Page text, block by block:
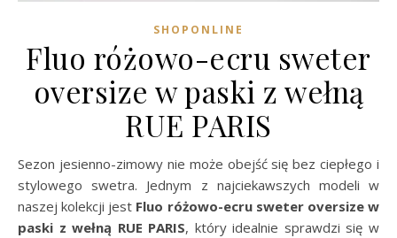
SHOPONLINE
Fluo różowo-ecru sweter
oversize w paski z wełną
RUE PARIS
Sezon jesienno-zimowy nie może obejść się bez ciepłego i
stylowego swetra. Jednym z najciekawszych modeli w
naszej kolekcji jest Fluo różowo-ecru sweter oversize w
paski z wełną RUE PARIS, który idealnie sprawdzi się w